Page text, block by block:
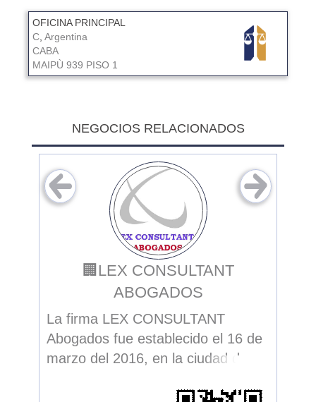
OFICINA PRINCIPAL
C Argentina
CABA
MAIPÙ 939 PISO 1
NEGOCIOS RELACIONADOS
🏢LEX CONSULTANT
ABOGADOS
La firma LEX CONSULTANT
Abogados fue establecido el 16 de
marzo del 2016, en la ciudad de
Wilian German Olovacha P.; Dr.